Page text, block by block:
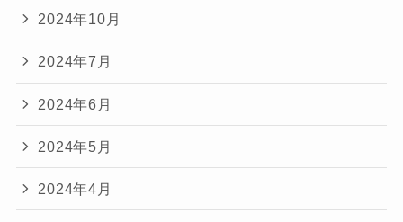
2024年10月
2024年7月
2024年6月
2024年5月
2024年4月